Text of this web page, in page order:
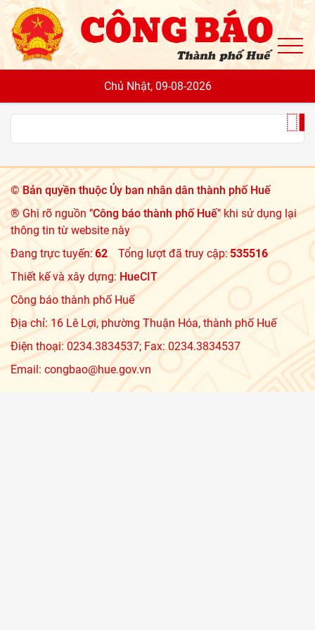
Chủ Nhật, 09-08-2026
©Bản quyền thuộc Ủy ban nhân dân thành phố Huế
® Ghi rõ nguồn "Công báo thành phố Huế"khi sử dụng lại
thông tin từ website này
Đang trực tuyến:62 Tổng lượt đã truy cập:535516
Thiết kế và xây dựng: HueCIT
Công báo thành phố Huế
Địa chỉ: 16 Lê Lợi, phường Thuận Hóa, thành phố Huế
Điện thoại: 0234.3834537; Fax: 0234.3834537
Email: congbao@hue.gov.vn